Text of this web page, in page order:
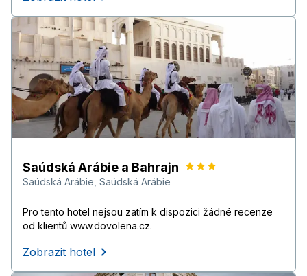
Saúdská Arábie a Bahrajn
Saúdská Arábie Saúdská Arábie
Pro tento hotel nejsou zatím k dispozici žádné recenze
od klientů www.dovolena.cz.
Zobrazit hotel